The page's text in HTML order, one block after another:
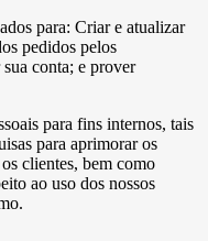
para: Criar e atualizar
pedidos pelos
conta; e prover
para fins internos, tais
para aprimorar os
clientes, bem como
ao uso dos nossos